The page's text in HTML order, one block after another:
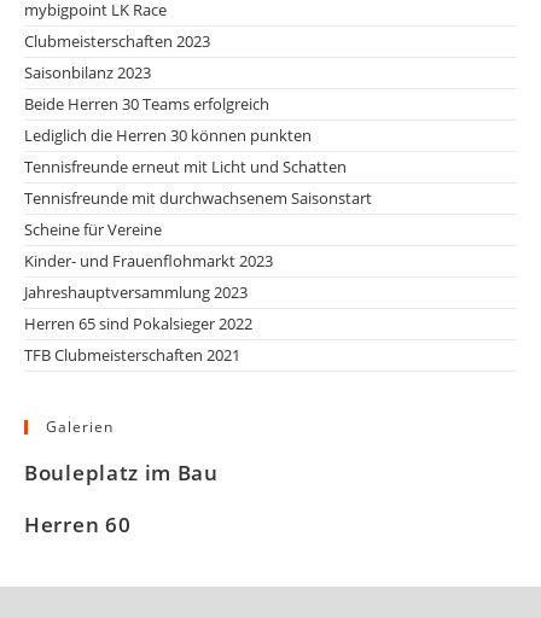
mybigpoint LK Race
Clubmeisterschaften 2023
Saisonbilanz 2023
Beide Herren 30 Teams erfolgreich
Lediglich die Herren 30 können punkten
Tennisfreunde erneut mit Licht und Schatten
Tennisfreunde mit durchwachsenem Saisonstart
Scheine für Vereine
Kinder- und Frauenflohmarkt 2023
Jahreshauptversammlung 2023
Herren 65 sind Pokalsieger 2022
TFB Clubmeisterschaften 2021
Galerien
Bouleplatz im Bau
Herren 60